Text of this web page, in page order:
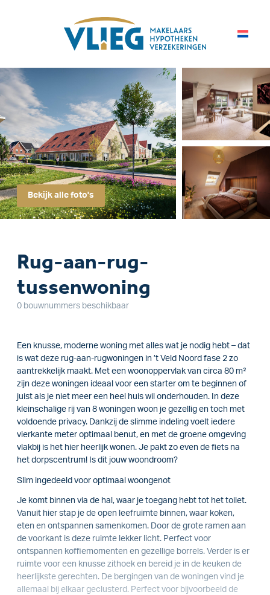
Bekijk alle foto's
Rug-aan-rug-
tussenwoning
0 bouwnummers beschikbaar
Een knusse, moderne woning met alles wat je nodig hebt – dat
is wat deze rug-aan-rugwoningen in ’t Veld Noord fase 2 zo
aantrekkelijk maakt. Met een woonoppervlak van circa 80 m²
zijn deze woningen ideaal voor een starter om te beginnen of
juist als je niet meer een heel huis wil onderhouden. In deze
kleinschalige rij van 8 woningen woon je gezellig en toch met
voldoende privacy. Dankzij de slimme indeling voelt iedere
vierkante meter optimaal benut, en met de groene omgeving
vlakbij is het hier heerlijk wonen. Je pakt zo even de fiets na
het dorpscentrum! Is dit jouw woondroom?
Slim ingedeeld voor optimaal woongenot
Je komt binnen via de hal, waar je toegang hebt tot het toilet.
Vanuit hier stap je de open leefruimte binnen, waar koken,
eten en ontspannen samenkomen. Door de grote ramen aan
de voorkant is deze ruimte lekker licht. Perfect voor
ontspannen koffiemomenten en gezellige borrels. Verder is er
ruimte voor een knusse zithoek en bereid je in de keuken de
heerlijkste gerechten. De bergingen van de woningen vind je
allemaal bij elkaar geclusterd. Perfect voor bijvoorbeeld de